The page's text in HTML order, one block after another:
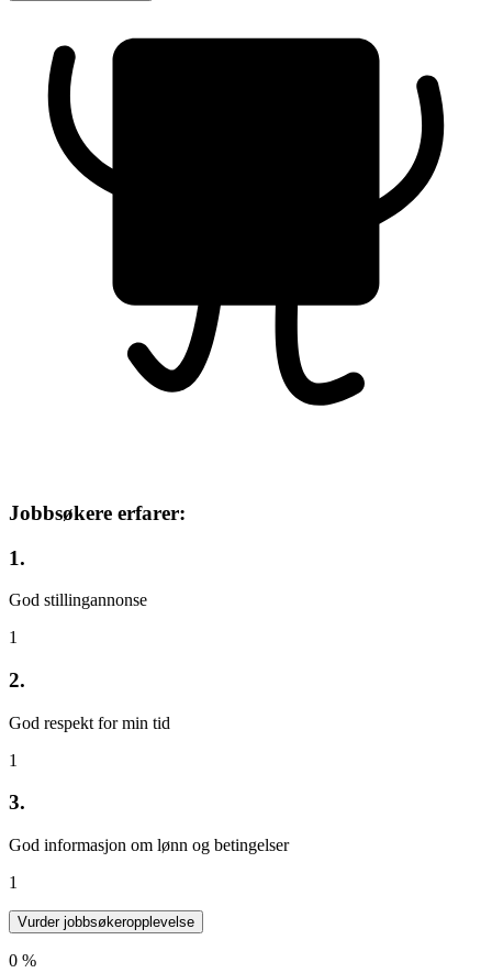
Jobbsøkere erfarer:
1.
God stillingannonse
1
2.
God respekt for min tid
1
3.
God informasjon om lønn og betingelser
1
Vurder jobbsøkeropplevelse
0 %